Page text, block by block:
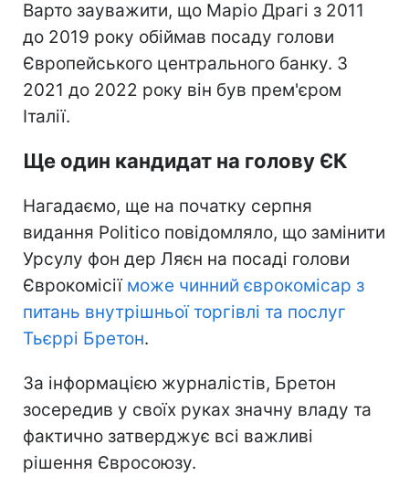
Варто зауважити, що Маріо Драгі з 2011
до 2019 року обіймав посаду голови
Європейського центрального банку. З
2021 до 2022 року він був прем'єром
Італії.
Ще один кандидат на голову ЄК
Нагадаємо, ще на початку серпня
видання Politico повідомляло, що замінити
Урсулу фон дер Ляєн на посаді голови
Єврокомісії може чинний єврокомісар з
питань внутрішньої торгівлі та послуг
Тьєррі Бретон.
За інформацією журналістів, Бретон
зосередив у своїх руках значну владу та
фактично затверджує всі важливі
рішення Євросоюзу.